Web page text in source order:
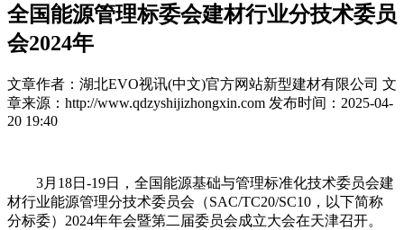
全国能源管理标委会建材行业分技术委员
会2024年
文章作者：湖北EVO视讯(中文)官方网站新型建材有限公司 文
章来源：http://www.qdzyshijizhongxin.com 发布时间：2025-04-
20 19:40
3月18日-19日，全国能源基础与管理标准化技术委员会建
材行业能源管理分技术委员会（SAC/TC20/SC10，以下简称
分标委）2024年年会暨第二届委员会成立大会在天津召开。